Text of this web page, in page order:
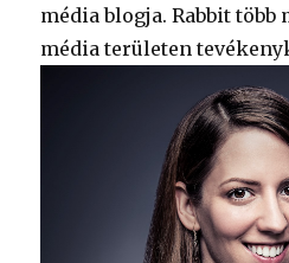
média blogja. Rabbit több
média területen